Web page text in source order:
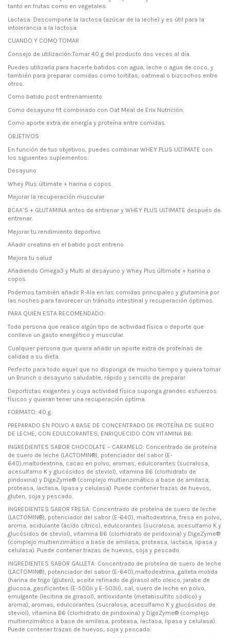
tanto en frutas como en vegetales.
Lactasa: Descompone la lactosa (azúcar de la leche) y es útil para la
intolerancia a la lactosa.
CUANDO Y COMO TOMAR
Consejo de utilización:Tomar 40 g del producto dos veces al día.
Puedes utilizarla para hacerte batidos con agua, leche o agua de coco, y
también para preparar comidas como tortitas, oatmeal o bizcochos entre
otros.
Como batido post entrenamiento
Como desayuno fit combinado con Oat Meal de Erix Nutrición.
Como aporte extra de energía y proteína entre comidas.
OBJETIVOS
En función de tus objetivos, puedes combinar WHEY PLUS ULTIMATE con
los siguientes suplementos:
Desayuno
Whey Plus últimate + harina o copos.
Mejorar la recuperación muscular
BCAA’S + GLUTAMINA antes de entrenar y WHEY PLUS ULTIMATE después de
entrenar.
Mejorar tu rendimiento deportivo
Añadir creatina en el batido post entreno.
Mejora tu salud
Añadiendo Omega3 y Multi al desayuno y Whey Plus últimate + harina o
copos.
Podemos también añadir R-Ala en las comidas principales y glutamina por
las noches para favorecer un tránsito intestinal y recuperación óptimos.
PARA QUIEN ESTA RECOMENDADO:
Toda persona que realice algún tipo de actividad física o deporte que
conlleve un gasto energético y muscular.
Cualquier persona que quiera añadir un aporte extra de proteínas de
calidad a su dieta.
Perfecto para todo aquel que no disponga de mucho tiempo y quiera tomar
un Brunch o desayuno saludable, rápido y sencillo de preparar.
Deportistas exigentes y cuya actividad física suponga grandes esfuerzos
físicos y quieran tener una recuperación óptima.
FORMATO: 40 g.
PREPARADO EN POLVO A BASE DE CONCENTRADO DE PROTEÍNA DE SUERO
DE LECHE, CON EDULCORANTES, ENRIQUECIDO CON VITAMINA B6.
INGREDIENTES SABOR CHOCOLATE – CARAMELO: Concentrado de proteína
de suero de leche (LACTOMIN®), potenciador del sabor (E-
640),maltodextrina, cacao en polvo, aromas, edulcorantes (sucralosa,
acesulfamo K y glucósidos de steviol), vitamina B6 (clorhidrato de
piridoxina) y DigeZyme® (complejo multienzimático a base de amilasa,
proteasa, lactasa, lipasa y celulasa). Puede contener trazas de huevos,
gluten, soja y pescado.
INGREDIENTES SABOR FRESA: Concentrado de proteína de suero de leche
(LACTOMIN®), potenciador del sabor (E-640), maltodextrina, fresa en polvo,
aroma, acidulante (ácido cítrico), edulcorantes (sucralosa, acesulfamo K y
glucósidos de steviol), vitamina B6 (clorhidrato de piridoxina) y DigeZyme®
(complejo multienzimático a base de amilasa, proteasa, lactasa, lipasa y
celulasa). Puede contener trazas de huevos, soja y pescado.
INGREDIENTES SABOR GALLETA: Concentrado de proteína de suero de leche
(LACTOMIN®), potenciador del sabor (E-640),maltodextrina, galleta molida
(harina de trigo (gluten), aceite refinado de girasol alto oleico, jarabe de
glucosa, gasificantes (E-500ii y E-503ii), sal, suero de leche en polvo,
emulgente (lecitina de girasol), antioxidante (metabisulfito sódico) y
aroma), aromas, edulcorantes (sucralosa, acesulfamo K y glucósidos de
steviol), vitamina B6 (clorhidrato de piridoxina) y DigeZyme® (complejo
multienzimático a base de amilasa, proteasa, lactasa, lipasa y celulasa).
Puede contener trazas de huevos, soja y pescado.